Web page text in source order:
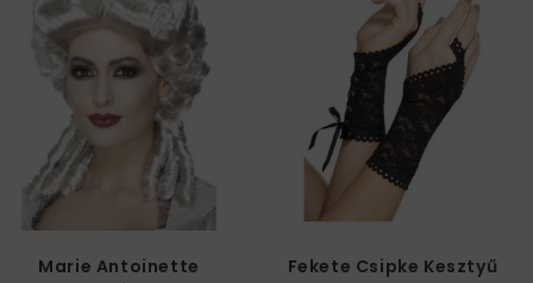
Marie Antoinette
Fekete Csipke Kesztyű